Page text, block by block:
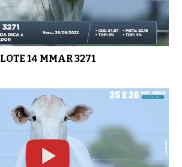
LOTE 14 MMAR 3271